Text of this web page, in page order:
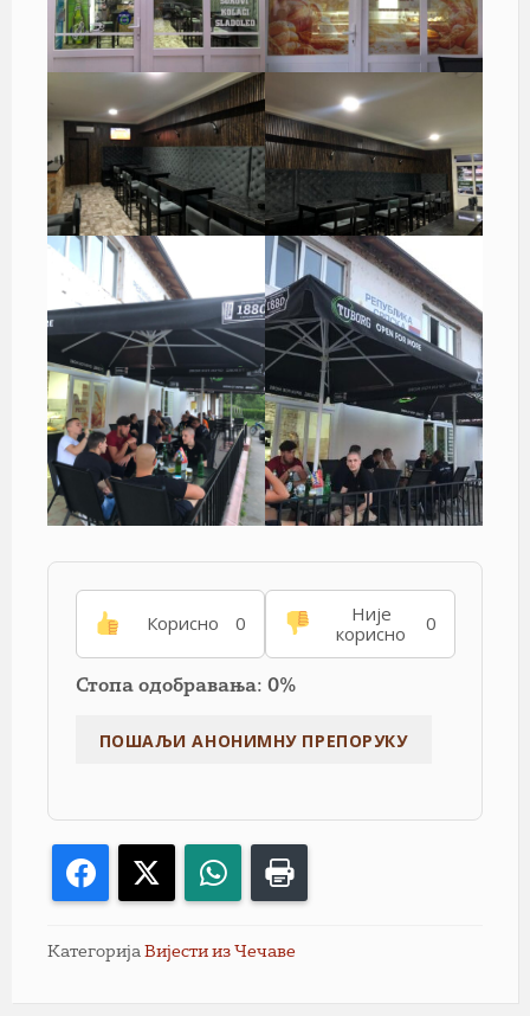
Корисно 0
Није
корисно
0
Стопа одобравања: 0%
Facebook WhatsApp
Категорија Вијести из Чечаве